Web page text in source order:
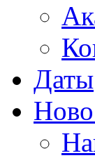
Даты